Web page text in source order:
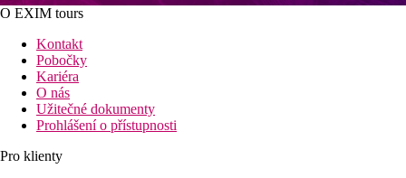
O EXIM tours
Kontakt
Pobočky
Kariéra
O nás
Užitečné dokumenty
Prohlášení o přístupnosti
Pro klienty